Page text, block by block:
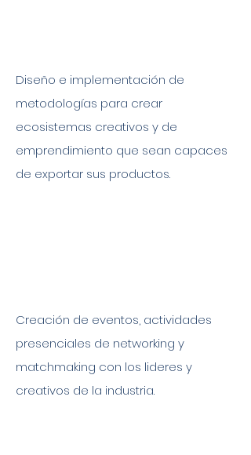
Diseño e implementación de
metodologías para crear
ecosistemas creativos y de
emprendimiento que sean capaces
de exportar sus productos.
Creación de eventos, actividades
presenciales de networking y
matchmaking con los lideres y
creativos de la industria.